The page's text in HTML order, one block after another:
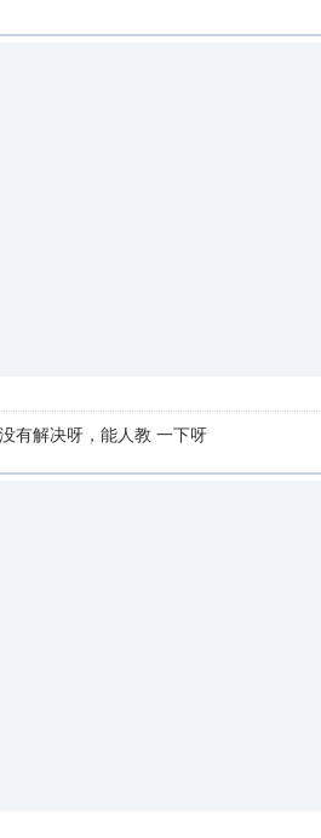
有解决呀，能人教 一下呀